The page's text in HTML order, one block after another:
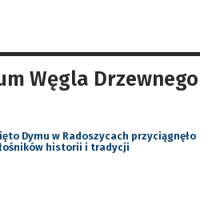
Węgla Drzewnego
Dymu w Radoszycach przyciągnęło
historii i tradycji